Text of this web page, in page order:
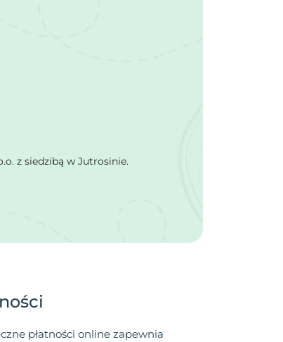
z siedzibą w Jutrosinie.
płatności online zapewnia